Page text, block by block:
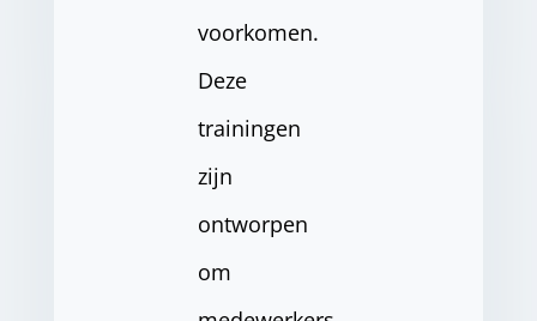
voorkomen.
Deze
trainingen
zijn
ontworpen
om